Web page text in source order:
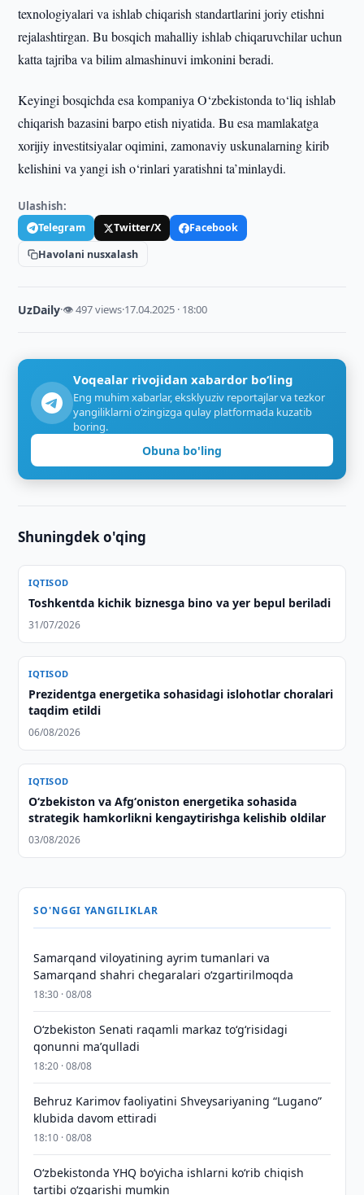
texnologiyalari va ishlab chiqarish standartlarini joriy etishni
rejalashtirgan. Bu bosqich mahalliy ishlab chiqaruvchilar uchun
katta tajriba va bilim almashinuvi imkonini beradi.
Keyingi bosqichda esa kompaniya O‘zbekistonda to‘liq ishlab
chiqarish bazasini barpo etish niyatida. Bu esa mamlakatga
xorijiy investitsiyalar oqimini, zamonaviy uskunalarning kirib
kelishini va yangi ish o‘rinlari yaratishni ta’minlaydi.
Ulashish:
Telegram Twitter/X
Facebook
Havolani nusxalash
UzDaily·👁 497 views·17.04.2025 · 18:00
Voqealar rivojidan xabardor bo‘ling
Eng muhim xabarlar, eksklyuziv reportajlar va tezkor
yangiliklarni o‘zingizga qulay platformada kuzatib
boring.
Obuna bo'ling
Shuningdek o'qing
IQTISOD
Toshkentda kichik biznesga bino va yer bepul beriladi
31/07/2026
IQTISOD
Prezidentga energetika sohasidagi islohotlar choralari
taqdim etildi
06/08/2026
IQTISOD
Oʻzbekiston va Afgʻoniston energetika sohasida
strategik hamkorlikni kengaytirishga kelishib oldilar
03/08/2026
SO'NGGI YANGILIKLAR
Samarqand viloyatining ayrim tumanlari va
Samarqand shahri chegaralari oʻzgartirilmoqda
18:30 · 08/08
Oʻzbekiston Senati raqamli markaz toʻgʻrisidagi
qonunni maʼqulladi
18:20 · 08/08
Behruz Karimov faoliyatini Shveysariyaning “Lugano”
klubida davom ettiradi
18:10 · 08/08
O‘zbekistonda YHQ bo‘yicha ishlarni ko‘rib chiqish
tartibi o‘zgarishi mumkin